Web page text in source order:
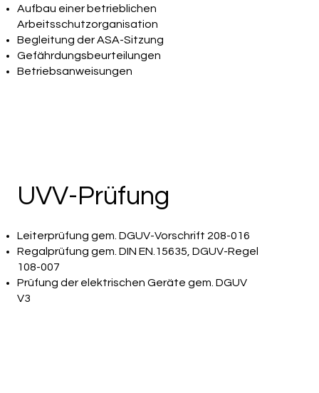
Aufbau einer betrieblichen
Arbeitsschutzorganisation
Begleitung der ASA-Sitzung
Gefährdungsbeurteilungen
Betriebsanweisungen
Leiterprüfung gem. DGUV-Vorschrift 208-016
Regalprüfung gem. DIN EN.15635, DGUV-Regel
108-007
Prüfung der elektrischen Geräte gem. DGUV
V3
UVV-Prüfung